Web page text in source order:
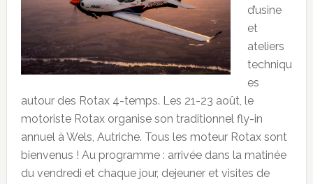
d’usine
et
ateliers
techniqu
es
autour des Rotax 4-temps. Les 21-23 août, le
motoriste Rotax organise son traditionnel fly-in
annuel à Wels, Autriche. Tous les moteur Rotax sont
bienvenus ! Au programme : arrivée dans la matinée
du vendredi et chaque jour, dejeuner et visites de